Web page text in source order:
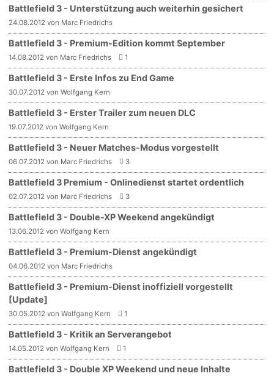
Battlefield 3 - Unterstützung auch weiterhin gesichert
24.08.2012 von Marc Friedrichs
Battlefield 3 - Premium-Edition kommt September
14.08.2012 von Marc Friedrichs 1
Battlefield 3 - Erste Infos zu End Game
30.07.2012 von Wolfgang Kern
Battlefield 3 - Erster Trailer zum neuen DLC
19.07.2012 von Wolfgang Kern
Battlefield 3 - Neuer Matches-Modus vorgestellt
06.07.2012 von Marc Friedrichs 3
Battlefield 3 Premium - Onlinedienst startet ordentlich
02.07.2012 von Marc Friedrichs 3
Battlefield 3 - Double-XP Weekend angekündigt
13.06.2012 von Wolfgang Kern
Battlefield 3 - Premium-Dienst angekündigt
04.06.2012 von Marc Friedrichs
Battlefield 3 - Premium-Dienst inoffiziell vorgestellt
[Update]
30.05.2012 von Wolfgang Kern 1
Battlefield 3 - Kritik an Serverangebot
14.05.2012 von Wolfgang Kern 1
Battlefield 3 - Double XP Weekend und neue Inhalte